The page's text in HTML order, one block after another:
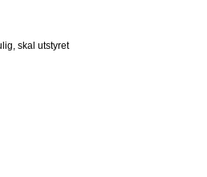
skal utstyret